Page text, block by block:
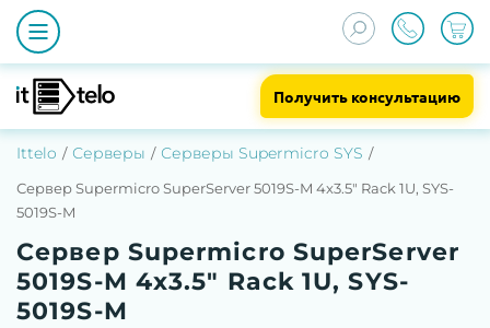
Получить консультацию
Ittelo Серверы Серверы Supermicro SYS
Сервер Supermicro SuperServer 5019S-M 4x3.5" Rack 1U, SYS-
5019S-M
Сервер Supermicro SuperServer
5019S-M 4x3.5" Rack 1U, SYS-
5019S-M